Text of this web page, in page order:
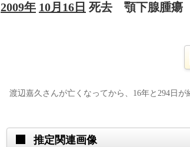
2009年 10月16日 死去 顎下腺腫瘍
渡辺嘉久さんが亡くなってから、16年と294日が
推定関連画像